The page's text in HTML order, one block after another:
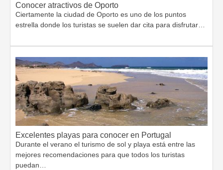
Conocer atractivos de Oporto
Ciertamente la ciudad de Oporto es uno de los puntos
estrella donde los turistas se suelen dar cita para disfrutar…
Excelentes playas para conocer en Portugal
Durante el verano el turismo de sol y playa está entre las
mejores recomendaciones para que todos los turistas
puedan…